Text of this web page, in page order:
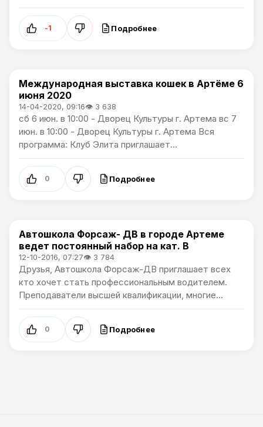
-1 Подробнее
Афиша
Международная выставка кошек в Артёме 6
июня 2020
14-04-2020, 09:16👁 3 638
сб 6 июн. в 10:00 - Дворец Культуры г. Артема вс 7
июн. в 10:00 - Дворец Культуры г. Артема Вся
программа: Клуб Элита приглашает...
0 Подробнее
Афиша
Автошкола Форсаж- ДВ в городе Артеме
ведет постоянный набор на кат. В
12-10-2016, 07:27👁 3 784
Друзья, Автошкола Форсаж-ДВ приглашает всех
кто хочет стать профессиональным водителем.
Преподаватели высшей квалификации, многие...
0 Подробнее